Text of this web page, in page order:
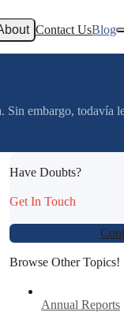
Contact UsBlog
Sin embargo, todavía
Have Doubts?
Get In Touch
Browse Other Topics!
Annual Reports